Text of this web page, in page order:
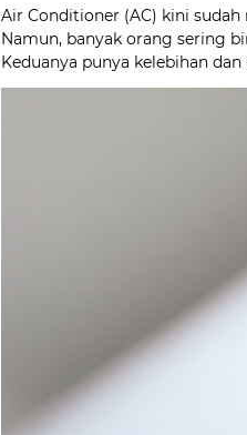
Air Conditioner (AC) kini
Namun, banyak orang sering
Keduanya punya kelebihan